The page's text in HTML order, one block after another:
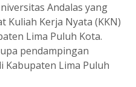
Andalas yang
Kuliah Kerja Nyata (KKN)
Lima Puluh Kota.
pendampingan
Kabupaten Lima Puluh